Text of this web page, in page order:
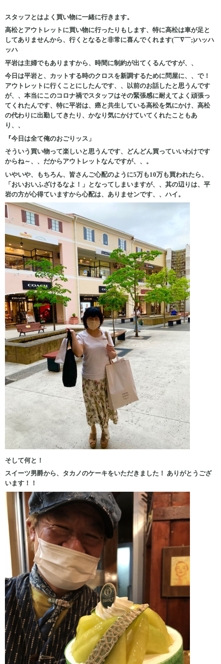
スタッフとはよく買い物に一緒に行きます。
高松とアウトレットに買い物に行ったりもします、特に高松は車が足と
してありませんから、行くとなると非常に喜んでくれます(￣∇￣;)ハッハ
ッハ
平岩は主婦でもありますから、時間に制約が出てくるんですが、、
今日は平岩と、カットする時のクロスを新調するために問屋に、、で！
アウトレットに行くことにしたんです、、以前のお話したと思うんです
が、、本当にこのコロナ禍でスタッフはその緊張感に耐えてよく頑張っ
てくれたんです、特に平岩は、癌と共生している高松を気にかけ、高松
の代わりに出勤してきたり、かなり気にかけていてくれたこともあ
り、、
『今日は全て俺のおごりッス」
そういう買い物って楽しいと思うんです、どんどん買っていいわけです
からね～、、だからアウトレットなんですが、、。
いやいや、もちろん、皆さんご心配のように5万も10万も買われたら、
「おいおいふざけるなよ！」となってしまいますが、、其の辺りは、平
岩の方が心得ていますから心配は、ありませンです、、ハイ。
そして何と！
スイーツ男爵から、タカノのケーキをいただきました！ ありがとうござ
います！！